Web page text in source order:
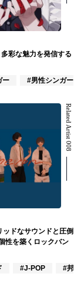
彩な魅力を発信する
ー
#男性シンガーグ
Related Artist 008
ドなサウンドと圧倒
性を築くロックバン
#J-POP #邦ロ